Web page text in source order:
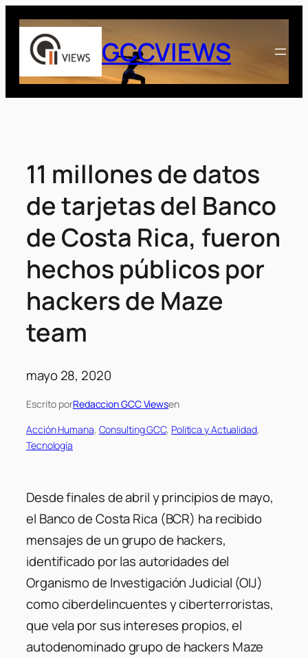
Saltar
contenido
GCCVIEWS
11 millones de datos
de tarjetas del Banco
de Costa Rica, fueron
hechos públicos por
hackers de Maze
team
mayo 28, 2020
Escrito porRedaccion GCC Viewsen
Acción Humana, Consulting GCC, Politica y Actualidad
Tecnología
Desde finales de abril y principios de mayo,
el Banco de Costa Rica (BCR) ha recibido
mensajes de un grupo de hackers,
identificado por las autoridades del
Organismo de Investigación Judicial (OIJ)
como ciberdelincuentes y ciberterroristas,
que vela por sus intereses propios, el
autodenominado grupo de hackers Maze